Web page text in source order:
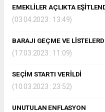
EMEKLİLER AÇLIKTA
(03.04.2023 : 13:49)
BARAJI GEÇME VE
(17.03.2023 : 11:09)
SEÇİM STARTI VERİLDİ
(10.03.2023 : 23:52)
UNUTULAN ENFLASYON